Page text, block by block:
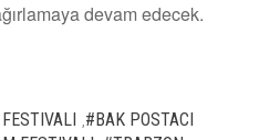
devam edecek.
#BAK POSTACI